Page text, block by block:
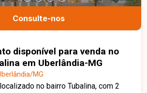
Consulte-nos
disponível para venda no
em Uberlândia-MG
MG
no bairro Tubalina, com 2